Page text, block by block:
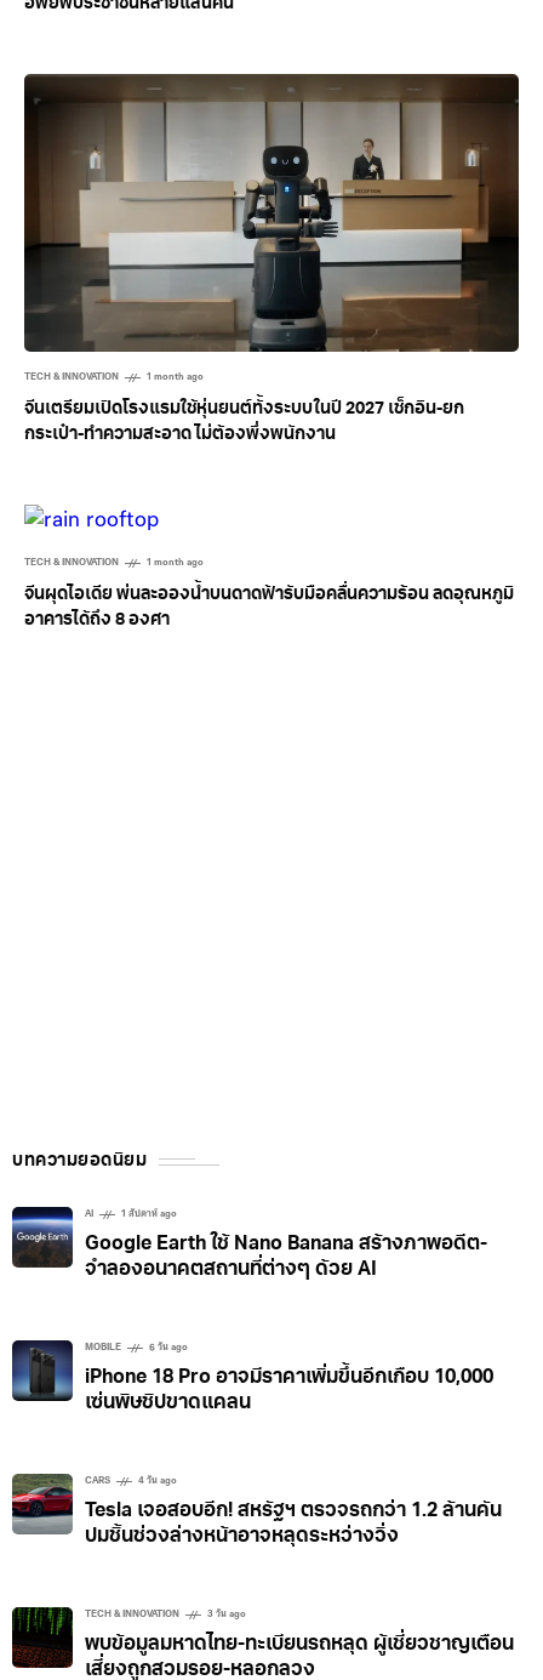
อพยพประชาชนหลายแสนคน
TECH & INNOVATION 1 month ago
จีนเตรียมเปิดโรงแรมใช้หุ่นยนต์ทั้งระบบในปี 2027 เช็กอิน-ยก
กระเป๋า-ทำความสะอาด ไม่ต้องพึ่งพนักงาน
TECH & INNOVATION 1 month ago
จีนผุดไอเดีย พ่นละอองน้ำบนดาดฟ้ารับมือคลื่นความร้อน ลดอุณหภูมิ
อาคารได้ถึง 8 องศา
บทความยอดนิยม
AI 1 สัปดาห์ ago
Google Earth ใช้ Nano Banana สร้างภาพอดีต-
จำลองอนาคตสถานที่ต่างๆ ด้วย AI
MOBILE 6 วัน ago
iPhone 18 Pro อาจมีราคาเพิ่มขึ้นอีกเกือบ 10,000
เซ่นพิษชิปขาดแคลน
CARS 4 วัน ago
Tesla เจอสอบอีก! สหรัฐฯ ตรวจรถกว่า 1.2 ล้านคัน
ปมชิ้นช่วงล่างหน้าอาจหลุดระหว่างวิ่ง
TECH & INNOVATION 3 วัน ago
พบข้อมูลมหาดไทย-ทะเบียนรถหลุด ผู้เชี่ยวชาญเตือน
เสี่ยงถูกสวมรอย-หลอกลวง